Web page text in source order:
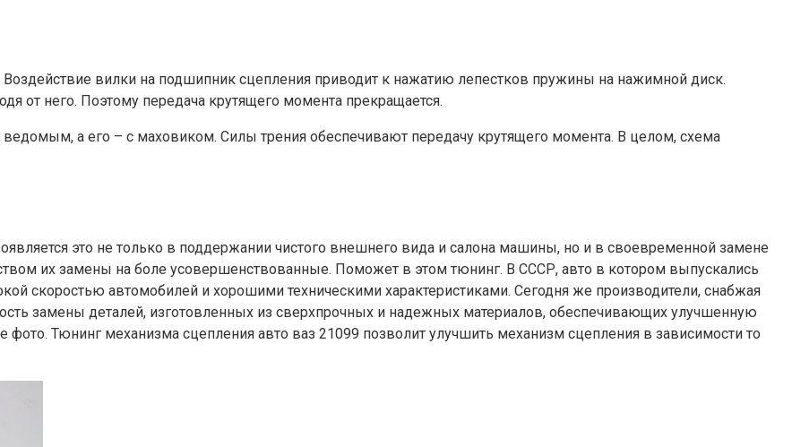
вилки на подшипник сцепления приводит к нажатию лепестков пружины на нажимной диск.
от него. Поэтому передача крутящего момента прекращается.
ведомым, а его – с маховиком. Силы трения обеспечивают передачу крутящего момента. В целом, схема
это не только в поддержании чистого внешнего вида и салона машины, но и в своевременной замене
их замены на боле усовершенствованные. Поможет в этом тюнинг. В СССР, авто в котором выпускались
скоростью автомобилей и хорошими техническими характеристиками. Сегодня же производители, снабжая
замены деталей, изготовленных из сверхпрочных и надежных материалов, обеспечивающих улучшенную
Тюнинг механизма сцепления авто ваз 21099 позволит улучшить механизм сцепления в зависимости то